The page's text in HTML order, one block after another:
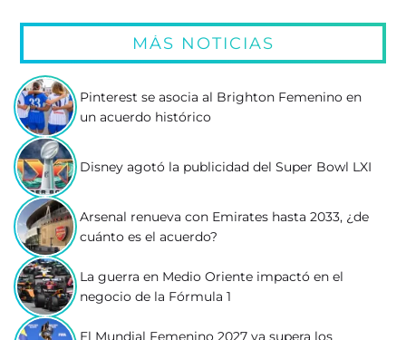
MÁS NOTICIAS
Pinterest se asocia al Brighton Femenino en
un acuerdo histórico
Disney agotó la publicidad del Super Bowl LXI
Arsenal renueva con Emirates hasta 2033, ¿de
cuánto es el acuerdo?
La guerra en Medio Oriente impactó en el
negocio de la Fórmula 1